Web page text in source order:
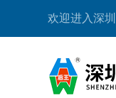
欢迎进入深